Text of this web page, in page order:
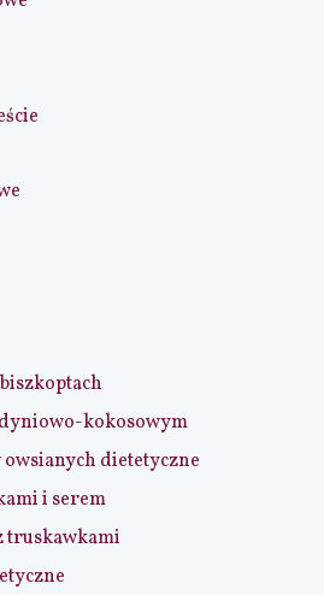
kokosowym
owsianych dietetyczne
i serem
truskawkami